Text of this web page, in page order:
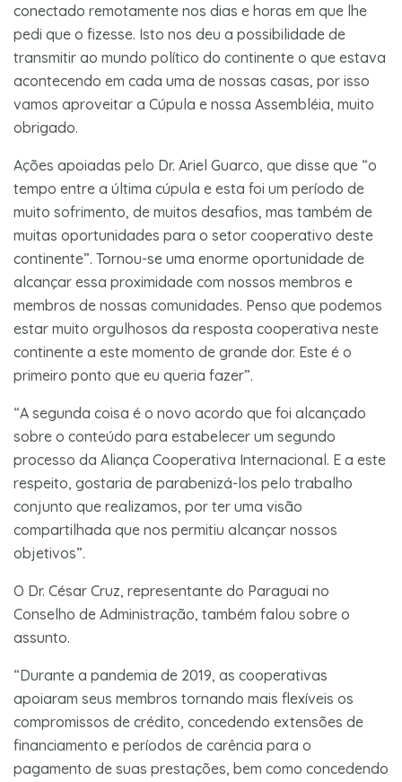
conectado remotamente nos dias e horas em que lhe
pedi que o fizesse. Isto nos deu a possibilidade de
transmitir ao mundo político do continente o que estava
acontecendo em cada uma de nossas casas, por isso
vamos aproveitar a Cúpula e nossa Assembléia, muito
obrigado.
Ações apoiadas pelo Dr. Ariel Guarco, que disse que “o
tempo entre a última cúpula e esta foi um período de
muito sofrimento, de muitos desafios, mas também de
muitas oportunidades para o setor cooperativo deste
continente”. Tornou-se uma enorme oportunidade de
alcançar essa proximidade com nossos membros e
membros de nossas comunidades. Penso que podemos
estar muito orgulhosos da resposta cooperativa neste
continente a este momento de grande dor. Este é o
primeiro ponto que eu queria fazer”.
“A segunda coisa é o novo acordo que foi alcançado
sobre o conteúdo para estabelecer um segundo
processo da Aliança Cooperativa Internacional. E a este
respeito, gostaria de parabenizá-los pelo trabalho
conjunto que realizamos, por ter uma visão
compartilhada que nos permitiu alcançar nossos
objetivos”.
O Dr. César Cruz, representante do Paraguai no
Conselho de Administração, também falou sobre o
assunto.
“Durante a pandemia de 2019, as cooperativas
apoiaram seus membros tornando mais flexíveis os
compromissos de crédito, concedendo extensões de
financiamento e períodos de carência para o
pagamento de suas prestações, bem como concedendo